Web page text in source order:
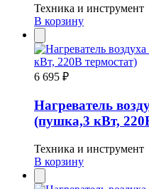
Техника и инструмент
В корзину
6 695 ₽
Нагреватель
(пушка,3 кВт,
Техника и инструмент
В корзину